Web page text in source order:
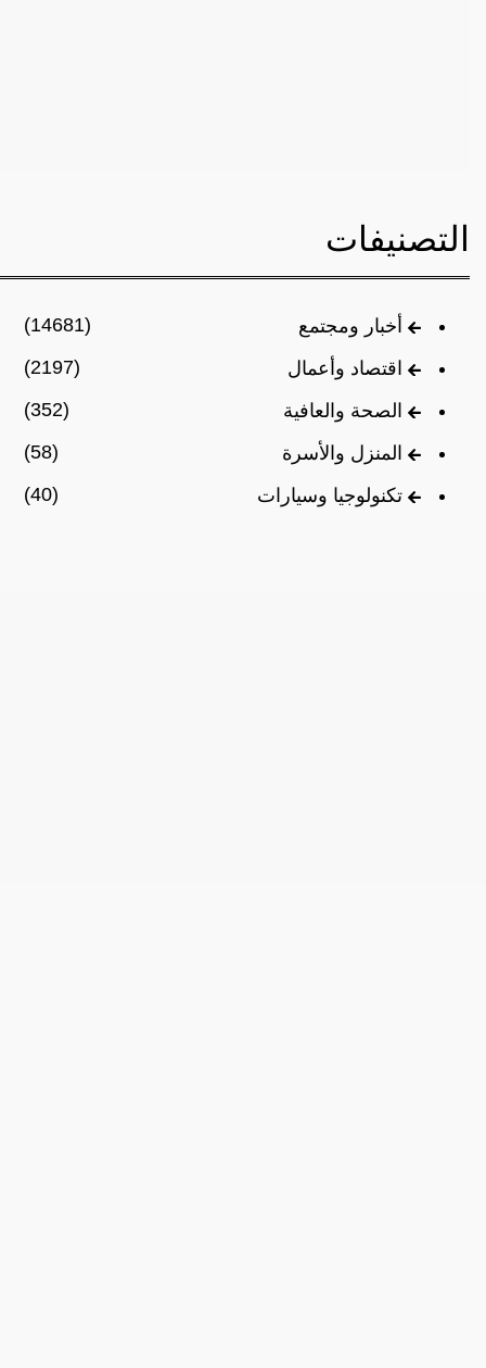
التصنيفات
أخبار ومجتمع
(14681)
اقتصاد وأعمال
(2197)
الصحة والعافية
(352)
المنزل والأسرة
(58)
تكنولوجيا وسيارات
(40)